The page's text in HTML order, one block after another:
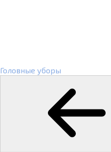
Головные уборы